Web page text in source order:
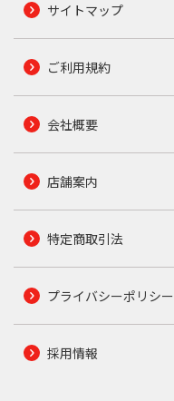
サイトマップ
ご利用規約
会社概要
店舗案内
特定商取引法
プライバシーポリシー
採用情報